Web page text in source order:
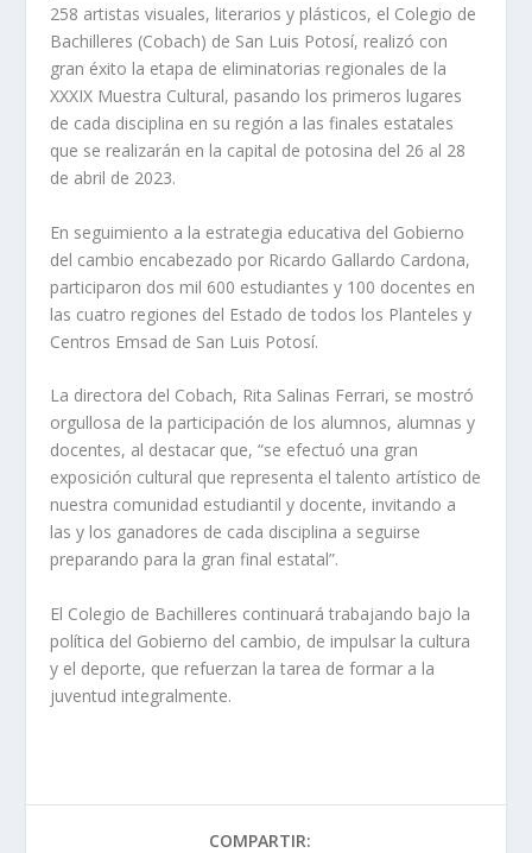
258 artistas visuales, literarios y plásticos, el Colegio de
Bachilleres (Cobach) de San Luis Potosí, realizó con
gran éxito la etapa de eliminatorias regionales de la
XXXIX Muestra Cultural, pasando los primeros lugares
de cada disciplina en su región a las finales estatales
que se realizarán en la capital de potosina del 26 al 28
de abril de 2023.
En seguimiento a la estrategia educativa del Gobierno
del cambio encabezado por Ricardo Gallardo Cardona,
participaron dos mil 600 estudiantes y 100 docentes en
las cuatro regiones del Estado de todos los Planteles y
Centros Emsad de San Luis Potosí.
La directora del Cobach, Rita Salinas Ferrari, se mostró
orgullosa de la participación de los alumnos, alumnas y
docentes, al destacar que, “se efectuó una gran
exposición cultural que representa el talento artístico de
nuestra comunidad estudiantil y docente, invitando a
las y los ganadores de cada disciplina a seguirse
preparando para la gran final estatal”.
El Colegio de Bachilleres continuará trabajando bajo la
política del Gobierno del cambio, de impulsar la cultura
y el deporte, que refuerzan la tarea de formar a la
juventud integralmente.
COMPARTIR: